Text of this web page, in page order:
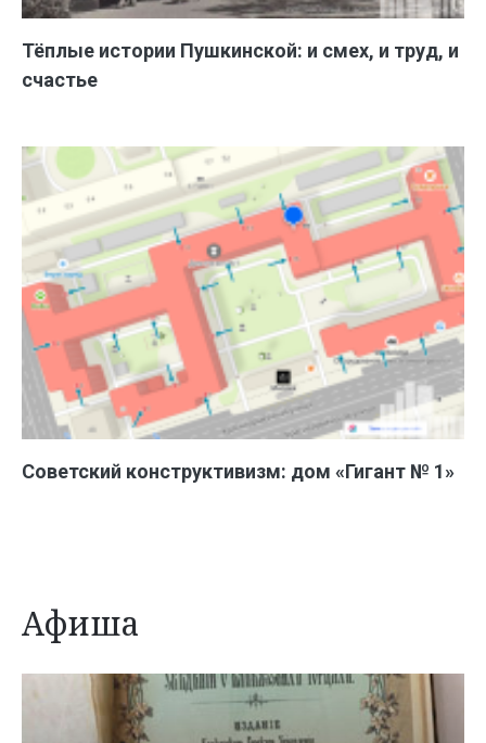
Тёплые истории Пушкинской: и смех, и труд, и
счастье
Советский конструктивизм: дом «Гигант № 1»
Афиша